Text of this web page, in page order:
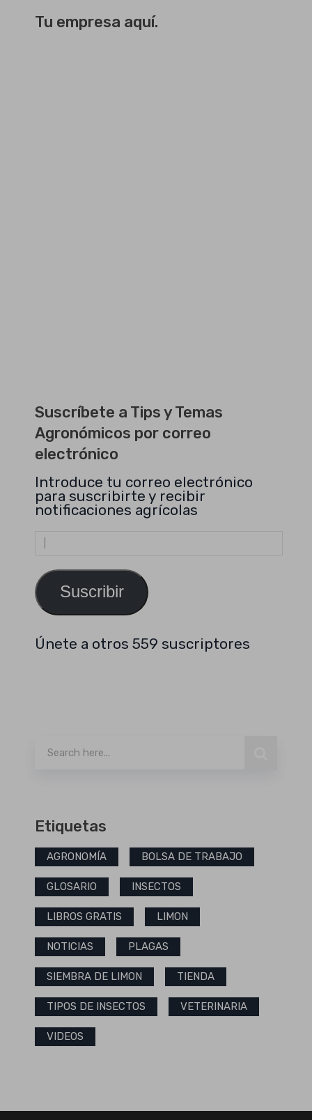
Tu empresa aquí.
Suscríbete a Tips y Temas
Agronómicos por correo
electrónico
Introduce tu correo electrónico
para suscribirte y recibir
notificaciones agrícolas
Dirección
de
Suscribir
Únete a otros 559 suscriptores
Etiquetas
AGRONOMÍA BOLSA DE TRABAJO
GLOSARIO INSECTOS
LIBROS GRATIS LIMON
NOTICIAS PLAGAS
SIEMBRA DE LIMON TIENDA
TIPOS DE INSECTOS VETERINARIA
VIDEOS